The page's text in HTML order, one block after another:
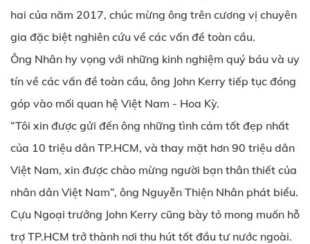
hai của năm 2017, chúc mừng ông trên cương vị chuyên
gia đặc biệt nghiên cứu về các vấn đề toàn cầu.
Ông Nhân hy vọng với những kinh nghiệm quý báu và uy
tín về các vấn đề toàn cầu, ông John Kerry tiếp tục đóng
góp vào mối quan hệ Việt Nam - Hoa Kỳ.
“Tôi xin được gửi đến ông những tình cảm tốt đẹp nhất
của 10 triệu dân TP.HCM, và thay mặt hơn 90 triệu dân
Việt Nam, xin được chào mừng người bạn thân thiết của
nhân dân Việt Nam”, ông Nguyễn Thiện Nhân phát biểu.
Cựu Ngoại trưởng John Kerry cũng bày tỏ mong muốn hỗ
trợ TP.HCM trở thành nơi thu hút tốt đầu tư nước ngoài.